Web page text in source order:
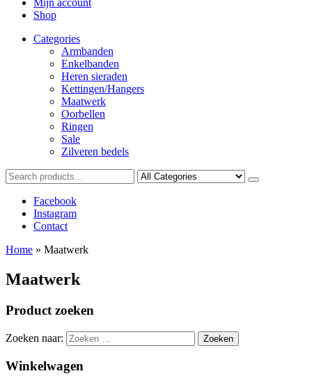
Mijn account
Shop
Categories
Armbanden
Enkelbanden
Heren sieraden
Kettingen/Hangers
Maatwerk
Oorbellen
Ringen
Sale
Zilveren bedels
Facebook
Instagram
Contact
Home » Maatwerk
Maatwerk
Product zoeken
Zoeken naar:
Winkelwagen